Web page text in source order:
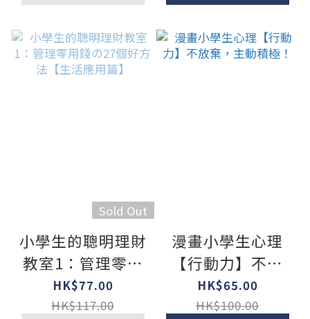
Sold Out
小學生的聰明理財
教室1：管理零用
錢の27個好方法
【生活應用篇】
HK$77.00
HK$117.00
漫畫小學生心理
【行動力】不放
棄，主動積極！
HK$65.00
HK$100.00